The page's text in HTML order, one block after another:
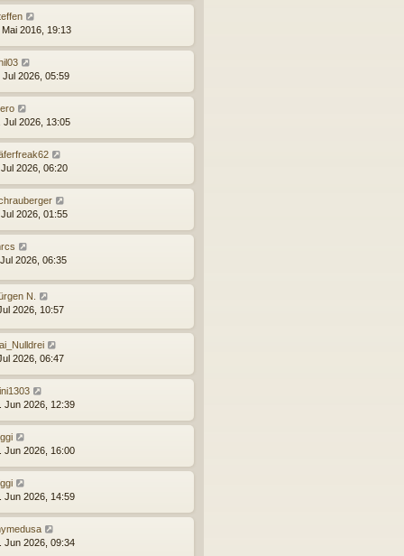
g
t
a
r
t
r
g
Mai 2016, 19:13
Jul 2026, 05:59
Jul 2026, 13:05
2026, 06:20
2026, 01:55
2026, 06:35
N.
2026, 10:57
2026, 06:47
Jun 2026, 12:39
Jun 2026, 16:00
Jun 2026, 14:59
Jun 2026, 09:34